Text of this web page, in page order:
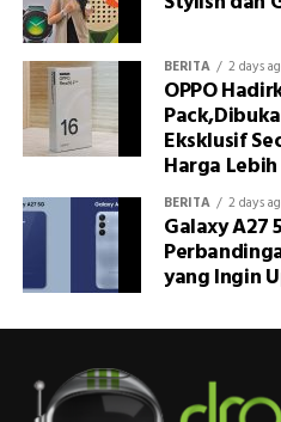
BERITA 2 days
OPPO
Eksklusif
Harga
BERITA 2 days
Galaxy A27
yang Ingin